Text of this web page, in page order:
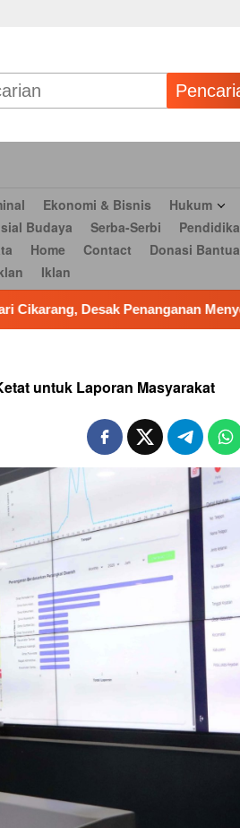
Ekonomi & Bisnis Hukum
Budaya Serba-Serbi
Home Contact
Donasi
Iklan
Menyeluruh Dugaan
untuk Laporan Masyarakat